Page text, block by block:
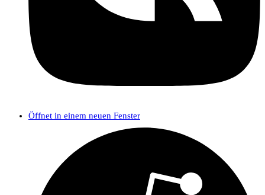
Öffnet in einem neuen Fenster